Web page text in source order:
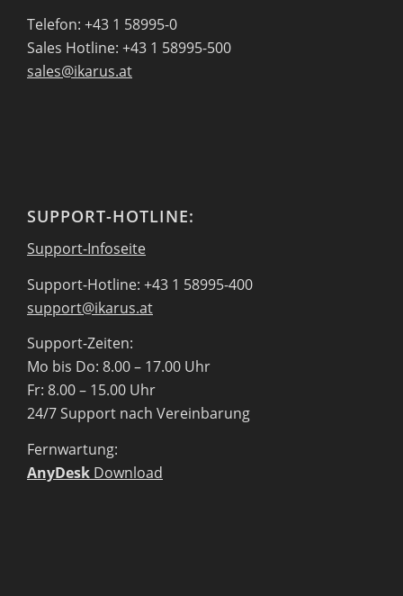
Telefon: +43 1 58995-0
Sales Hotline: +43 1 58995-500
sales@ikarus.at
SUPPORT-HOTLINE:
Support-Infoseite
Support-Hotline: +43 1 58995-400
support@ikarus.at
Support-Zeiten:
Mo bis Do: 8.00 – 17.00 Uhr
Fr: 8.00 – 15.00 Uhr
24/7 Support nach Vereinbarung
Fernwartung:
AnyDesk Download